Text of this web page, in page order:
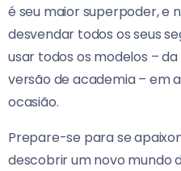
é seu maior superpoder, e
desvendar todos os seus
usar todos os modelos –
versão de academia – em
ocasião.
Prepare-se para se
descobrir um novo mundo